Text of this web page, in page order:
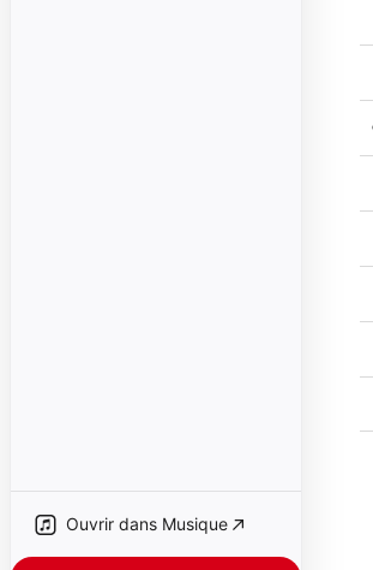
Ouvrir dans Musique